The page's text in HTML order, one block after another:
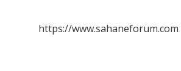
https://www.sahaneforum.com